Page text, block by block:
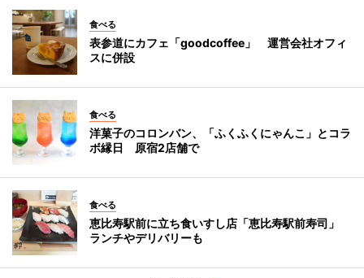
食べる
表参道にカフェ「goodcoffee」 運営会社オフィ
スに併設
食べる
洋菓子のコロンバン、「ふくふくにゃんこ」とコラ
ボ縁日 原宿2店舗で
食べる
恵比寿駅前に立ち食いすし店「恵比寿駅前寿司」
ランチやデリバリーも